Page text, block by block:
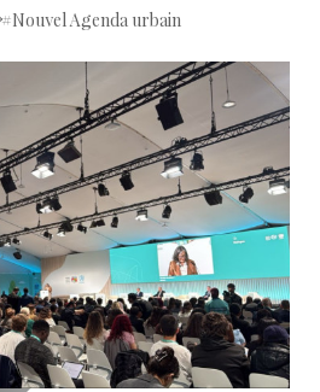
#Nouvel Agenda urbain